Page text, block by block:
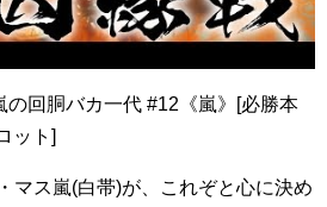
の回胴バカ一代 #12《嵐》[必勝本
ット]
マス嵐(白帯)が、これぞと心に決め